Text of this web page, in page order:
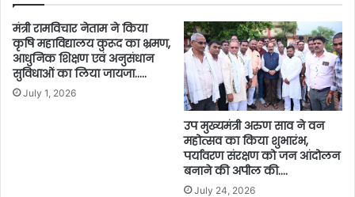
मंत्री रामविचार नेताम ने किया
कृषि महाविद्यालय कुरूद का भ्रमण,
आधुनिक शिक्षण एवं अनुसंधान
सुविधाओं का लिया जायजा…..
July 1, 2026
उप मुख्यमंत्री अरुण साव ने वन
महोत्सव का किया शुभारंभ,
पर्यावरण संरक्षण को जन आंदोलन
बनाने की अपील की….
July 24, 2026